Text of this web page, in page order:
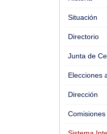
Situación
Directorio
Junta de
Elecciones
Dirección
Comisiones